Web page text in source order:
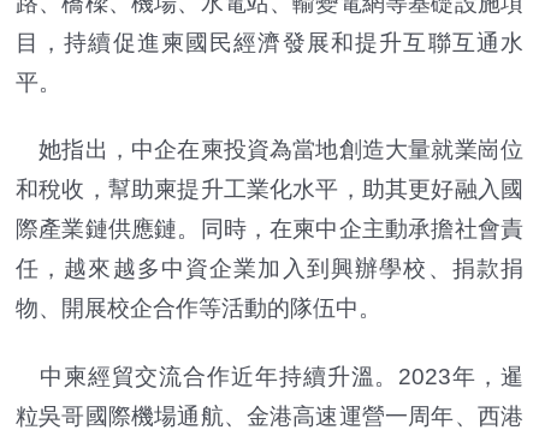
目，持續促進柬國民經濟發展和提升互聯互通水
平。
她指出，中企在柬投資為當地創造大量就業崗位
和稅收，幫助柬提升工業化水平，助其更好融入國
際產業鏈供應鏈。同時，在柬中企主動承擔社會責
任，越來越多中資企業加入到興辦學校、捐款捐
物、開展校企合作等活動的隊伍中。
中柬經貿交流合作近年持續升溫。2023年，暹
粒吳哥國際機場通航、金港高速運營一周年、西港